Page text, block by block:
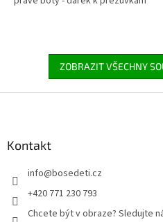
ZOBRAZIT VŠECHNY
Kontakt
info@bosedeti.cz
+420 771 230 793
Chcete být v obraze? Sledujte